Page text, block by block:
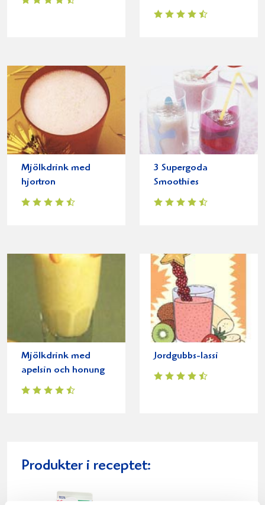
Mjölkdrink med
hjortron
3 Supergoda
Smoothies
Mjölkdrink med
apelsin och honung
Jordgubbs-lassi
Produkter i receptet: